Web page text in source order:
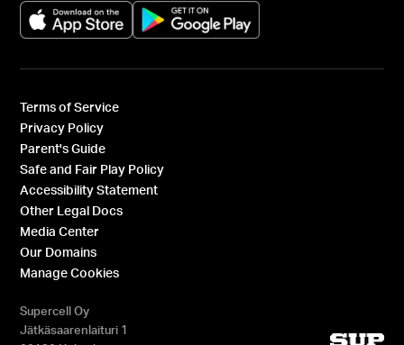
Terms of Service
Privacy Policy
Parent's Guide
Safe and Fair Play Policy
Accessibility Statement
Other Legal Docs
Media Center
Our Domains
Manage Cookies
Supercell Oy
Jätkäsaarenlaituri 1